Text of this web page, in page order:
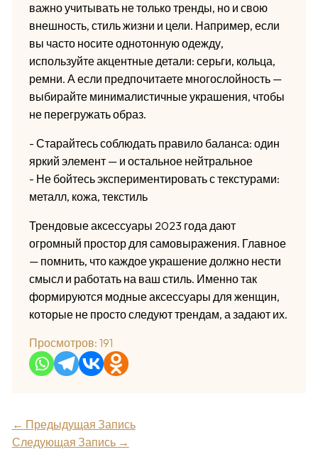
важно учитывать не только тренды, но и свою
внешность, стиль жизни и цели. Например, если
вы часто носите однотонную одежду,
используйте акцентные детали: серьги, кольца,
ремни. А если предпочитаете многослойность —
выбирайте минималистичные украшения, чтобы
не перегружать образ.
- Старайтесь соблюдать правило баланса: один
яркий элемент — и остальное нейтральное
- Не бойтесь экспериментировать с текстурами:
металл, кожа, текстиль
Трендовые аксессуары 2023 года дают
огромный простор для самовыражения. Главное
— помнить, что каждое украшение должно нести
смысл и работать на ваш стиль. Именно так
формируются модные аксессуары для женщин,
которые не просто следуют трендам, а задают их.
Просмотров: 191
← Предыдущая Запись
Следующая Запись →